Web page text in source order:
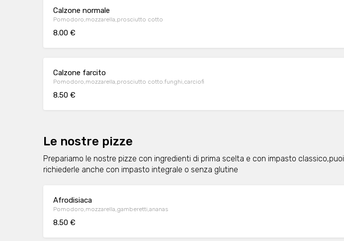
Calzone normale
Pomodoro,mozzarella,prosciutto cotto
8.00 €
Calzone farcito
Pomodoro,mozzarella,prosciutto cotto.funghi,carciofi
8.50 €
Le nostre pizze
Prepariamo le nostre pizze con ingredienti di prima scelta e con impasto classico,puoi
richiederle anche con impasto integrale o senza glutine
Afrodisiaca
Pomodoro,mozzarella,gamberetti,ananas
8.50 €